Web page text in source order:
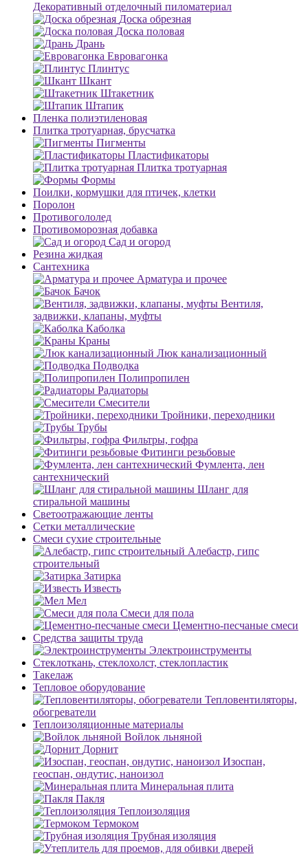
Декоративный отделочный пиломатериал
Доска обрезная
Доска половая
Дрань
Евровагонка
Плинтус
Шкант
Штакетник
Штапик
Пленка полиэтиленовая
Плитка тротуарная, брусчатка
Пигменты
Пластификаторы
Плитка тротуарная
Формы
Поилки, кормушки для птичек, клетки
Поролон
Противогололед
Противоморозная добавка
Сад и огород
Резина жидкая
Сантехника
Арматура и прочее
Бачок
Вентиля,
задвижки, клапаны, муфты
Каболка
Краны
Люк канализационный
Подводка
Полипропилен
Радиаторы
Смесители
Тройники, переходники
Трубы
Фильтры, гофра
Фитинги резьбовые
Фумлента, лен
сантехнический
Шланг для
стиральной машины
Светоотражающие ленты
Сетки металлические
Смеси сухие строительные
Алебастр, гипс
строительный
Затирка
Известь
Мел
Смеси для пола
Цементно-песчаные смеси
Средства защиты труда
Электроинструменты
Стеклоткань, стеклохолст, стеклопластик
Такелаж
Тепловое оборудование
Тепловентиляторы,
обогреватели
Теплоизоляционные материалы
Войлок льняной
Дорнит
Изоспан,
геоспан, ондутис, наноизол
Минеральная плита
Пакля
Теплоизоляция
Термоком
Трубная изоляция